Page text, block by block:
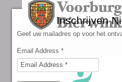
Inschrijven
Geef uw mailadres op voor het
Email Address *